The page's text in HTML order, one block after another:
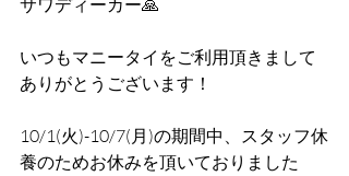
サワディーカー🙏
いつもマニータイをご利用頂きまして
ありがとうございます！
10/1(火)-10/7(月)の期間中、スタッフ休
養のためお休みを頂いておりました